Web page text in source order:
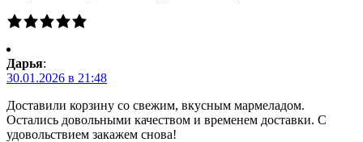
Дарья:
30.01.2026 в 21:48
Доставили корзину со свежим, вкусным мармеладом.
Остались довольными качеством и временем доставки. С
удовольствием закажем снова!